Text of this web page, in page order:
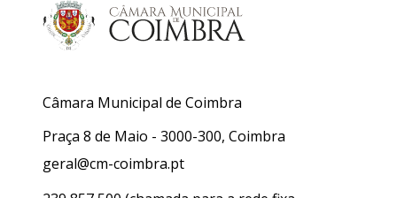
Câmara Municipal de Coimbra
Praça 8 de Maio - 3000-300, Coimbra
geral@cm-coimbra.pt